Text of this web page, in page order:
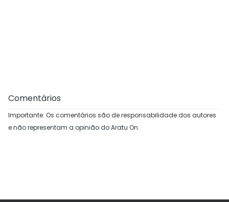
Comentários
Importante: Os comentários são de responsabilidade dos autores
e não representam a opinião do Aratu On.